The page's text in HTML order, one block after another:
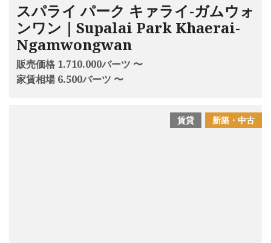
スパライ パーク キァライ-ガムウォ
ンワン｜Supalai Park Khaerai-
Ngamwongwan
販売価格 1.710.000バーツ 〜
家賃相場 6.500バーツ 〜
新築・中古
賃貸